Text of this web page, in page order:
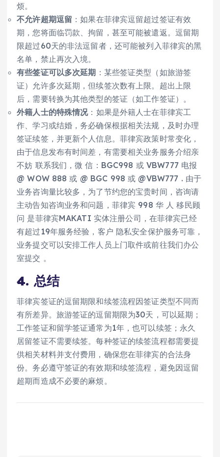
烦。
不允许超期逗留 ：如果在菲律宾逗留超过签证有效
期，您将面临罚款、拘留，甚至可能被遣返。逗留期
限超过60天的非法逗留者，还可能被列入菲律宾的黑
名单，禁止再次入境。
有些签证可以多次延期 ：某些签证类型（如旅游签
证）允许多次延期，但续签次数有上限。超出上限
后，需要转换为其他类型的签证（如工作签证）。
外籍人士的特殊情况：如果是外籍人士在菲律宾工
作、学习或结婚，务必确保根据相关法规，及时办理
签证续签，并更新个人信息。菲律宾政策时常变化，
由于信息发布有时间差，有需要相关业务服务介绍亲
不妨 联系我们，微 信：BGC998 或 VBW777 电报
@ WOW 888 或 @ BGC 998 或 @VBW777 . 由于
业务咨询量比较多，为了节约您的宝贵时间，咨询请
主动告知咨询业务和问题，菲律宾 998 华 人 移民顾
问 是菲律宾MAKATI 实体注册公司，在菲律宾已经
有超过19年服务经验，客户 隐私安全保护服务可靠，
业务提交可以安排工作人员上门取件或前往我们办公
室提交 。
4. 总结
菲律宾签证的逗留期限和续签流程因签证类型不同而
有所差异。旅游签证的逗留期限为30天，可以延期；
工作签证和留学签证通常为1年，也可以续签；永久
居留签证不需要续签。每种签证的续签流程都需要提
供相关材料并支付费用，确保您在菲律宾的合法身
份。务必遵守签证的有效期和续签流程，避免因逗留
超期而造成不必要的麻烦。